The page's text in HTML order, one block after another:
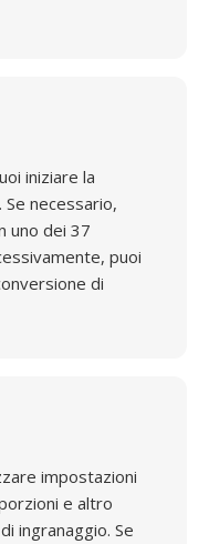
iniziare la
Se necessario,
uno dei 37
puoi
di
impostazioni
e altro
ingranaggio. Se